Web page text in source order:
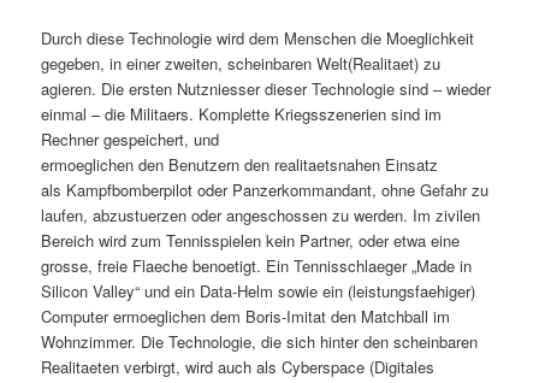
Durch diese Technologie wird dem Menschen die Moeglichkeit
gegeben, in einer zweiten, scheinbaren Welt(Realitaet) zu
agieren. Die ersten Nutzniesser dieser Technologie sind – wieder
einmal – die Militaers. Komplette Kriegsszenerien sind im
Rechner gespeichert, und
ermoeglichen den Benutzern den realitaetsnahen Einsatz
als Kampfbomberpilot oder Panzerkommandant, ohne Gefahr zu
laufen, abzustuerzen oder angeschossen zu werden. Im zivilen
Bereich wird zum Tennisspielen kein Partner, oder etwa eine
grosse, freie Flaeche benoetigt. Ein Tennisschlaeger „Made in
Silicon Valley“ und ein Data-Helm sowie ein (leistungsfaehiger)
Computer ermoeglichen dem Boris-Imitat den Matchball im
Wohnzimmer. Die Technologie, die sich hinter den scheinbaren
Realitaeten verbirgt, wird auch als Cyberspace (Digitales